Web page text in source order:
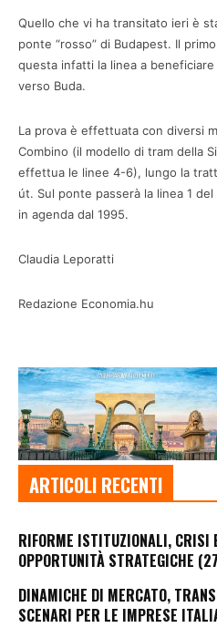
Quello che vi ha transitato ieri è
ponte “rosso” di Budapest. Il
questa infatti la linea a
verso Buda.
La prova è effettuata con diversi
Combino (il modello di tram della
effettua le linee 4-6), lungo la
út. Sul ponte passerà la linea 1
in agenda dal 1995.
Claudia Leporatti
Redazione Economia.hu
ARTICOLI RECENTI
RIFORME ISTITUZIONALI, CRISI
OPPORTUNITÀ STRATEGICHE
DINAMICHE DI MERCATO,
SCENARI PER LE IMPRESE